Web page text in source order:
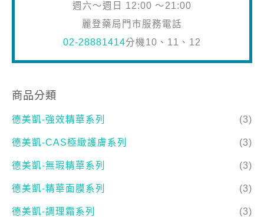
週六～週日 12:00 ～21:00
麗登藥局門市服務電話
02-28881414分機10、11、12
商品分類
德美凱-強效精華系列 (3)
德美凱-CAS極緻護膚系列 (3)
德美凱-無瑕精華系列 (3)
德美凱-精華面膜系列 (3)
德美凱-調理霜系列 (3)